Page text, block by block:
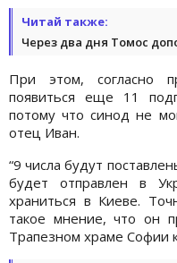
Читай также:
Через два дня Томос
При этом, согласно
появиться еще 11
потому что синод не
отец Иван.
“9 числа будут
будет отправлен в
храниться в Киеве.
такое мнение, что он
Трапезном храме Софии